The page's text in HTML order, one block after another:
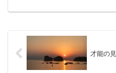
才能の